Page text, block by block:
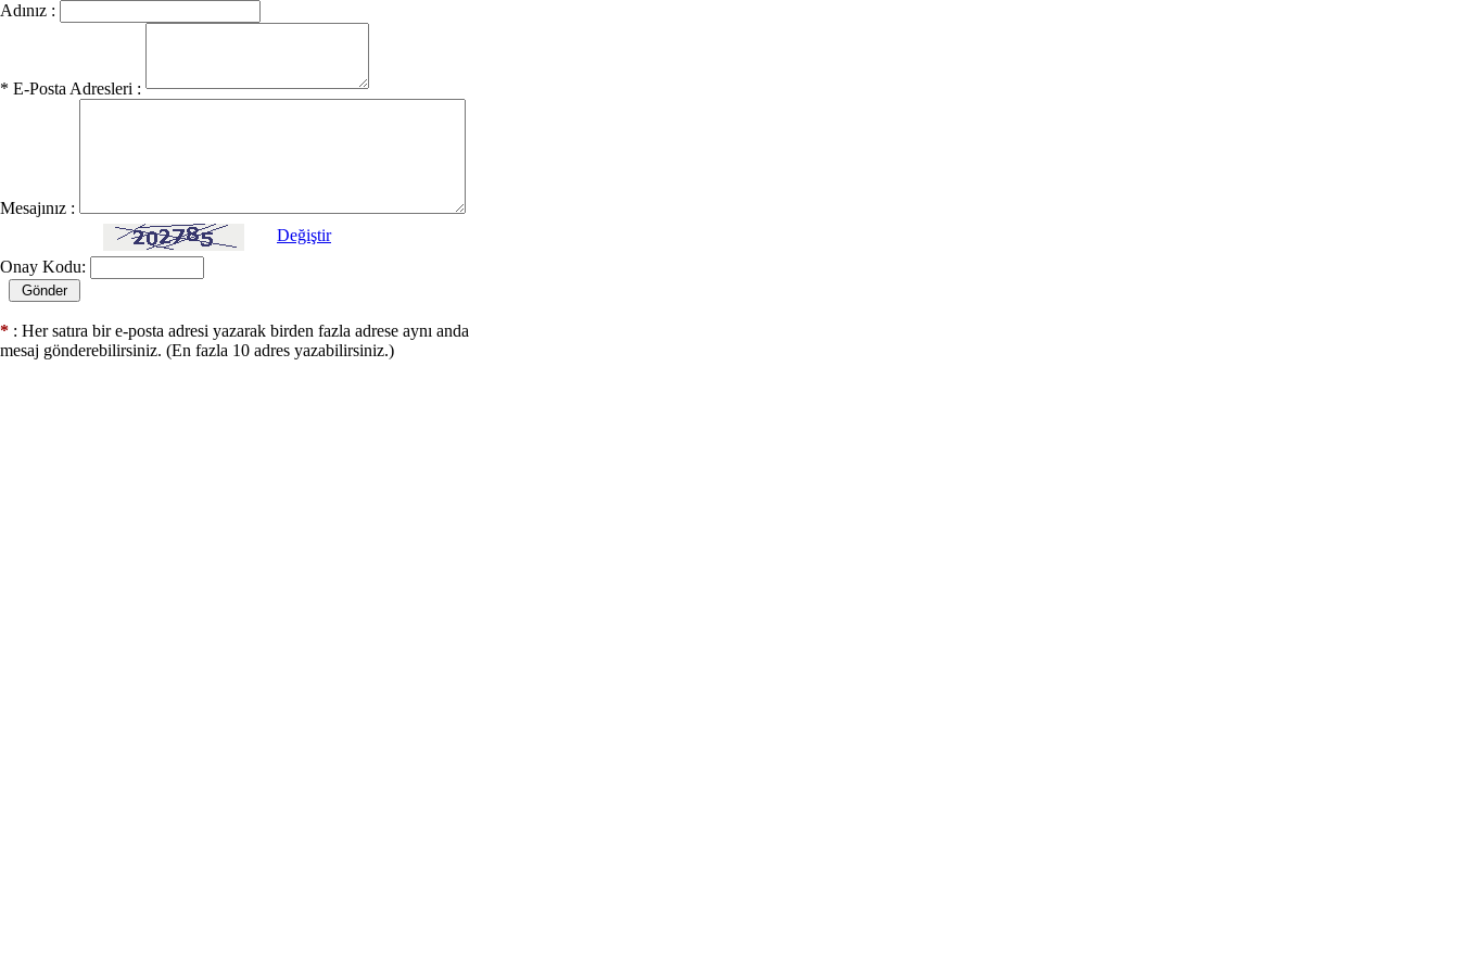
Adınız :
* E-Posta Adresleri :
Mesajınız :
Değiştir
Onay Kodu:
* : Her satıra bir e-posta adresi yazarak birden fazla adrese aynı anda
mesaj gönderebilirsiniz. (En fazla 10 adres yazabilirsiniz.)